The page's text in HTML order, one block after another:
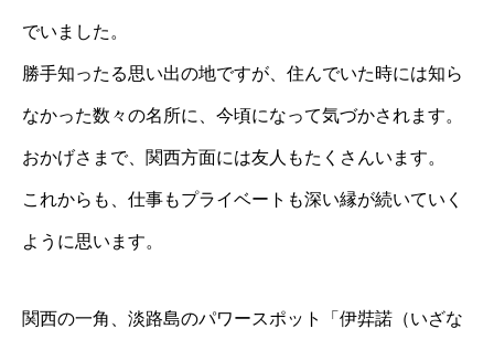
でいました。
勝手知ったる思い出の地ですが、住んでいた時には知ら
なかった数々の名所に、今頃になって気づかされます。
おかげさまで、関西方面には友人もたくさんいます。
これからも、仕事もプライベートも深い縁が続いていく
ように思います。
関西の一角、淡路島のパワースポット「伊弉諾（いざな